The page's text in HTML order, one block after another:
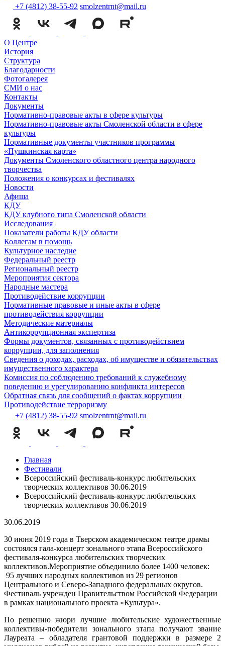
+7 (4812) 38-55-92 smolzentrnt@mail.ru
О Центре
История
Структура
Благодарности
Фотогалерея
СМИ о нас
Контакты
Документы
Нормативно-правовые акты в сфере культуры
Нормативно-правовые акты Смоленской области в сфере
культуры
Нормативные документы участников программы
«Пушкинская карта»
Документы Смоленского областного центра народного
творчества
Положения о конкурсах и фестивалях
Новости
Афиша
КДУ
КДУ клубного типа Смоленской области
Исследования
Показатели работы КДУ области
Коллегам в помощь
Культурное наследие
Федеральный реестр
Региональный реестр
Мероприятия сектора
Народные мастера
Противодействие коррупции
Нормативные правовые и иные акты в сфере
противодействия коррупции
Методические материалы
Антикоррупционная экспертиза
Формы документов, связанных с противодействием
коррупции, для заполнения
Сведения о доходах, расходах, об имуществе и обязательствах
имущественного характера
Комиссия по соблюдению требований к служебному
поведению и урегулированию конфликта интересов
Обратная связь для сообщений о фактах коррупции
Противодействие терроризму
+7 (4812) 38-55-92 smolzentrnt@mail.ru
Главная
Фестивали
Всероссийский фестиваль-конкурс любительских
творческих коллективов 30.06.2019
Всероссийский фестиваль-конкурс любительских
творческих коллективов 30.06.2019
30.06.2019
30 июня 2019 года в Тверском академическом театре драмы
состоялся гала-концерт зонального этапа Всероссийского
фестиваля-конкурса любительских творческих
коллективов.Мероприятие объединило более 1400 человек:
95 лучших народных коллективов из 29 регионов
Центрального и Северо-Западного федеральных округов.
Фестиваль учрежден Правительством Российской Федерации
в рамках национального проекта «Культура».
По решению жюри лучшие любительские художественные
коллективы-победители зонального этапа получают звание
Лауреата – обладателя грантовой поддержки в размере 2